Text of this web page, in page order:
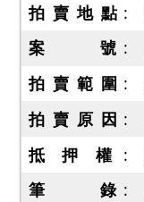
拍 賣 地 點
案 號
拍 賣 範 圍
拍 賣 原 因
抵 押 權
筆 錄